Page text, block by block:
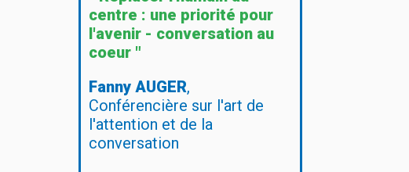
centre : une priorité pour
l'avenir - conversation au
coeur "
Fanny AUGER,
Conférencière sur l'art de
l'attention et de la
conversation